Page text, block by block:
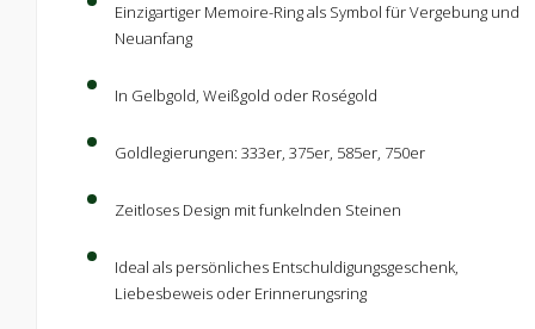
Einzigartiger Memoire-Ring als Symbol für Vergebung und
Neuanfang
In Gelbgold, Weißgold oder Roségold
Goldlegierungen: 333er, 375er, 585er, 750er
Zeitloses Design mit funkelnden Steinen
Ideal als persönliches Entschuldigungsgeschenk,
Liebesbeweis oder Erinnerungsring